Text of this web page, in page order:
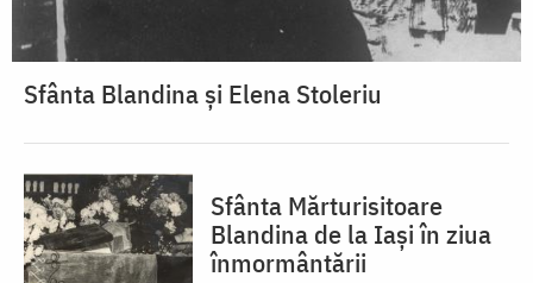
Sfânta Blandina și Elena Stoleriu
Sfânta Mărturisitoare
Blandina de la Iași în ziua
înmormântării